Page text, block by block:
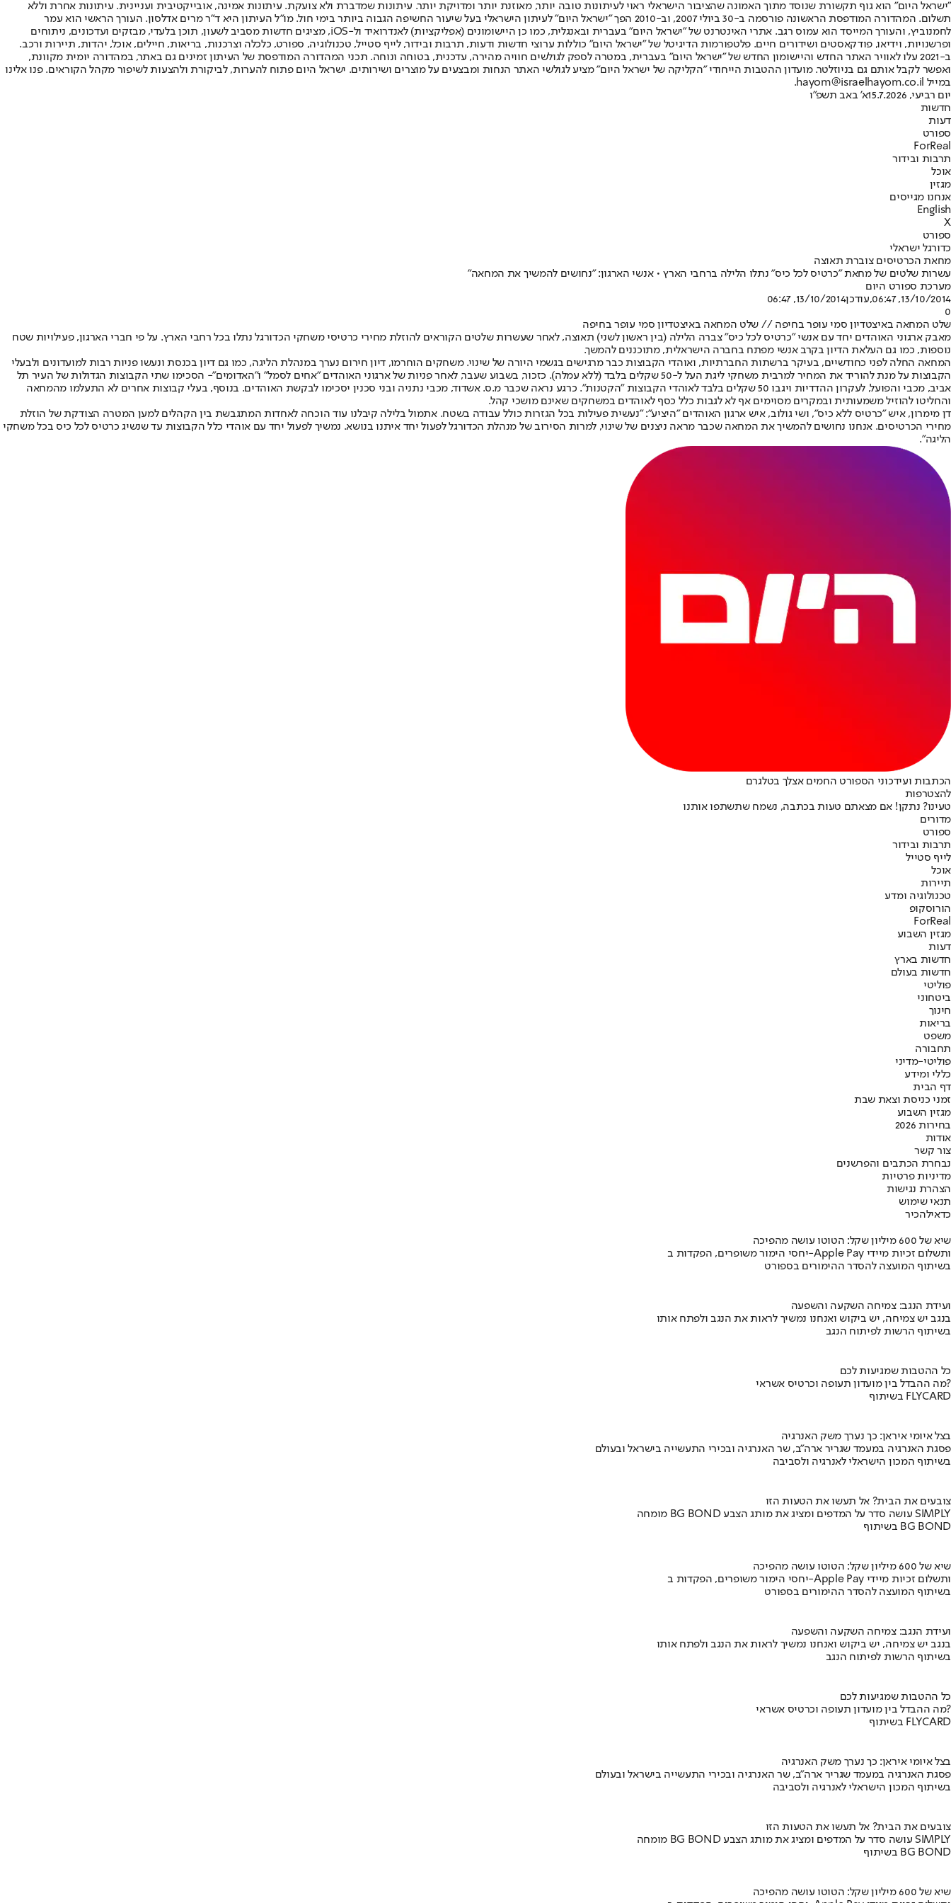
"ישראל היום" הוא גוף תקשורת שנוסד מתוך האמונה שהציבור הישראלי ראוי לעיתונות טובה יותר, מאוזנת יותר ומדויקת יותר. עיתונות שמדברת ולא צועקת. עיתונות אמינה, אובייקטיבית ועניינית. עיתונות אחרת וללא
תשלום. המהדורה המודפסת הראשונה פורסמה ב-30 ביולי 2007, וב-2010 הפך "ישראל היום" לעיתון הישראלי בעל שיעור החשיפה הגבוה ביותר בימי חול. מו"ל העיתון היא ד"ר מרים אדלסון. העורך הראשי הוא עמר
לחמנוביץ, והעורך המייסד הוא עמוס רגב. אתרי האינטרנט של "ישראל היום" בעברית ובאנגלית, כמו כן היישומונים (אפליקציות) לאנדרואיד ול-iOS, מציגים חדשות מסביב לשעון, תוכן בלעדי, מבזקים ועדכונים, ניתוחים
ופרשנויות, וידיאו, פודקאסטים ושידורים חיים. פלטפורמות הדיגיטל של "ישראל היום" כוללות ערוצי חדשות ודעות, תרבות ובידור, לייף סטייל, טכנולוגיה, ספורט, כלכלה וצרכנות, בריאות, חיילים, אוכל, יהדות, תיירות ורכב.
ב-2021 עלו לאוויר האתר החדש והיישומון החדש של "ישראל היום" בעברית, במטרה לספק לגולשים חוויה מהירה, עדכנית, בטוחה ונוחה. תכני המהדורה המודפסת של העיתון זמינים גם באתר, במהדורה יומית מקוונת,
ואפשר לקבל אותם גם בניוזלטר. מועדון ההטבות הייחודי "הקליקה של ישראל היום" מציע לגולשי האתר הנחות ומבצעים על מוצרים ושירותים. ישראל היום פתוח להערות, לביקורת ולהצעות לשיפור מקהל הקוראים. פנו אלינו
במייל hayom@israelhayom.co.il.
יום רביעי, 15.7.2026
א' באב תשפ"ו
חדשות
דעות
ספורט
ForReal
תרבות ובידור
אוכל
מגזין
אנחנו מגייסים
English
X
ספורט
כדורגל ישראלי
מחאת הכרטיסים צוברת תאוצה
עשרות שלטים של מחאת "כרטיס לכל כיס" נתלו הלילה ברחבי הארץ • אנשי הארגון: "נחושים להמשיך את המחאה"
מערכת ספורט היום
13/10/2014, 06:47
,עודכן13/10/2014, 06:47
0
שלט המחאה באיצטדיון סמי עופר בחיפה // שלט המחאה באיצטדיון סמי עופר בחיפה
מאבק ארגוני האוהדים יחד עם אנשי "כרטיס לכל כיס" צברה הלילה (בין ראשון לשני) תאוצה, לאחר שעשרות שלטים הקוראים להוזלת מחירי כרטיסי משחקי הכדורגל נתלו בכל רחבי הארץ. על פי חברי הארגון, פעילויות שטח
נוספות, כמו גם העלאת הדיון בקרב אנשי מפתח בחברה הישראלית, מתוכננים להמשך.
המחאה החלה לפני כחודשיים, בעיקר ברשתות החברתיות, ואוהדי הקבוצות כבר מרגישים בגשמי היורה של שינוי. משחקים הוחרמו, דיון חירום נערך במנהלת הליגה, כמו גם דיון בכנסת ונעשו פניות רבות למועדונים ולבעלי
הקבוצות על מנת להוריד את המחיר למרבית משחקי ליגת העל ל-50 שקלים בלבד (ללא עמלה). כזכור, בשבוע שעבר, לאחר פניות של ארגוני האוהדים "אחים לסמל" ו"האדומים"- הסכימו שתי הקבוצות הגדולות של העיר תל
אביב, מכבי והפועל, לעקרון ההדדיות ויגבו 50 שקלים בלבד לאוהדי הקבוצות "הקטנות". כרגע נראה שכבר מ.ס. אשדוד, מכבי נתניה ובני סכנין יסכימו לבקשת האוהדים. בנוסף, בעלי קבוצות אחרים לא התעלמו מהמחאה
והחליטו להוזיל משמעותית ובמקרים מסוימים אף לא לגבות כלל כסף לאוהדים במשחקים שאינם מושכי קהל.
דן מימרון, איש "כרטיס ללא כיס", ושי גולוב, איש ארגון האוהדים "היציע": "נעשית פעילות בכל הגזרות כולל עבודה בשטח. אתמול בלילה קיבלנו עוד הוכחה לאחדות המתגבשת בין הקהלים למען המטרה הצודקת של הוזלת
מחירי הכרטיסים. אנחנו נחושים להמשיך את המחאה שכבר מראה ניצנים של שינוי, למרות הסירוב של מנהלת הכדורגל לפעול יחד איתנו בנושא. נמשיך לפעול יחד עם אוהדי כלל הקבוצות עד שנשיג כרטיס לכל כיס בכל משחקי
הליגה".
הכתבות ועידכוני הספורט החמים אצלך בטלגרם
להצטרפות
טעינו? נתקן! אם מצאתם טעות בכתבה, נשמח שתשתפו אותנו
מדורים
ספורט
תרבות ובידור
לייף סטייל
אוכל
תיירות
טכנולוגיה ומדע
הורוסקופ
ForReal
מגזין השבוע
דעות
חדשות בארץ
חדשות בעולם
פוליטי
ביטחוני
חינוך
בריאות
משפט
תחבורה
פוליטי-מדיני
כללי ומידע
דף הבית
זמני כניסת וצאת שבת
מגזין השבוע
בחירות 2026
אודות
צור קשר
נבחרת הכתבים והפרשנים
מדיניות פרטיות
הצהרת נגישות
תנאי שימוש
כדאילהכיר
שיא של 600 מיליון שקל: הטוטו עושה מהפיכה
יחסי הימור משופרים, הפקדות ב-Apple Pay ותשלום זכיות מיידי
בשיתוף המועצה להסדר ההימורים בספורט
ועידת הנגב: צמיחה השקעה והשפעה
בנגב יש צמיחה, יש ביקוש ואנחנו נמשיך לראות את הנגב ולפתח אותו
בשיתוף הרשות לפיתוח הנגב
כל ההטבות שמגיעות לכם
מה ההבדל בין מועדון תעופה וכרטיס אשראי?
בשיתוף FLYCARD
בצל איומי איראן: כך נערך משק האנרגיה
פסגת האנרגיה במעמד שגריר ארה"ב, שר האנרגיה ובכירי התעשייה בישראל ובעולם
בשיתוף המכון הישראלי לאנרגיה ולסביבה
צובעים את הבית? אל תעשו את הטעות הזו
מומחה BG BOND עושה סדר על המדפים ומציג את מותג הצבע SIMPLY
בשיתוף BG BOND
שיא של 600 מיליון שקל: הטוטו עושה מהפיכה
יחסי הימור משופרים, הפקדות ב-Apple Pay ותשלום זכיות מיידי
בשיתוף המועצה להסדר ההימורים בספורט
ועידת הנגב: צמיחה השקעה והשפעה
בנגב יש צמיחה, יש ביקוש ואנחנו נמשיך לראות את הנגב ולפתח אותו
בשיתוף הרשות לפיתוח הנגב
כל ההטבות שמגיעות לכם
מה ההבדל בין מועדון תעופה וכרטיס אשראי?
בשיתוף FLYCARD
בצל איומי איראן: כך נערך משק האנרגיה
פסגת האנרגיה במעמד שגריר ארה"ב, שר האנרגיה ובכירי התעשייה בישראל ובעולם
בשיתוף המכון הישראלי לאנרגיה ולסביבה
צובעים את הבית? אל תעשו את הטעות הזו
מומחה BG BOND עושה סדר על המדפים ומציג את מותג הצבע SIMPLY
בשיתוף BG BOND
שיא של 600 מיליון שקל: הטוטו עושה מהפיכה